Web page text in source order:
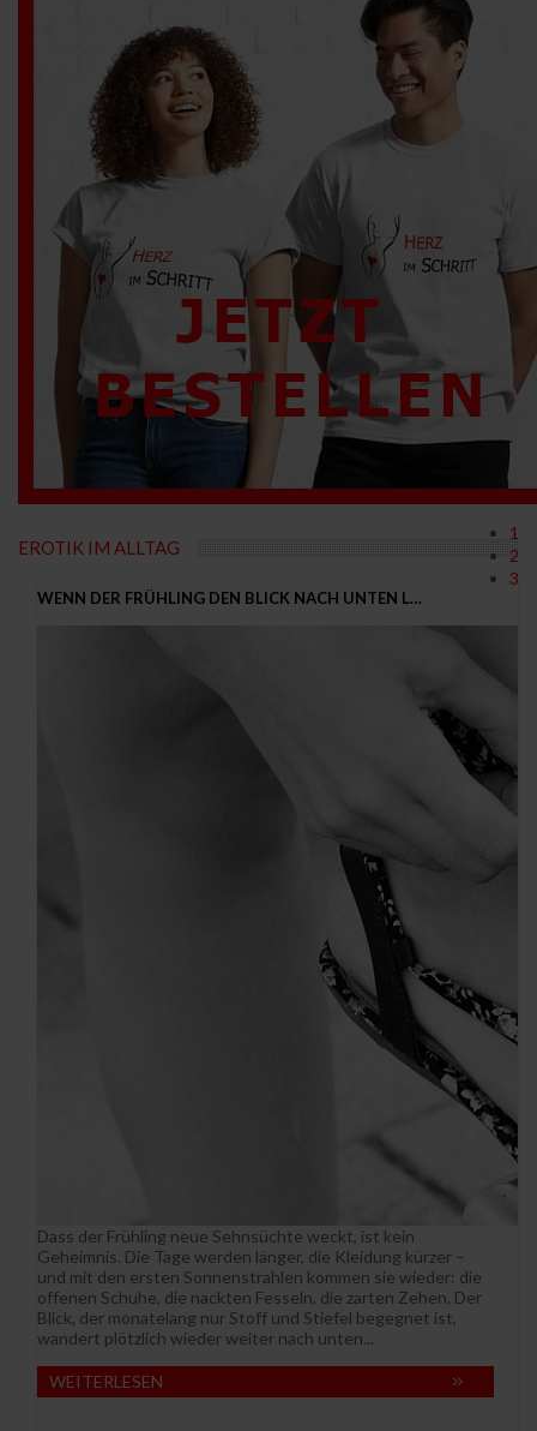
EROTIK IM ALLTAG
1
2
3
WENN DER FRÜHLING DEN BLICK NACH UNTEN L…
Dass der Frühling neue Sehnsüchte weckt, ist kein
Geheimnis. Die Tage werden länger, die Kleidung kürzer –
und mit den ersten Sonnenstrahlen kommen sie wieder: die
offenen Schuhe, die nackten Fesseln, die zarten Zehen. Der
Blick, der monatelang nur Stoff und Stiefel begegnet ist,
wandert plötzlich wieder weiter nach unten...
WEITERLESEN